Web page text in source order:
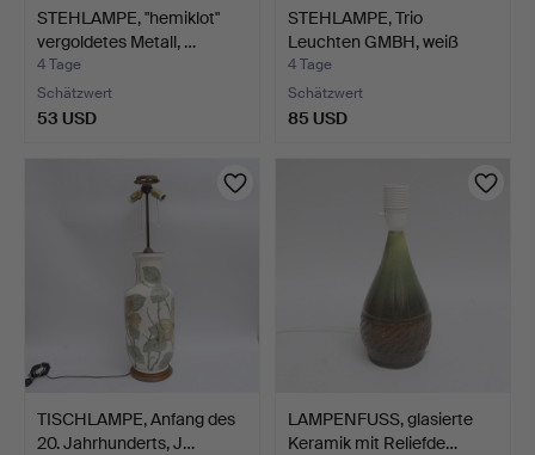
STEHLAMPE, "hemiklot"
vergoldetes Metall, …
4 Tage
Schätzwert
53 USD
STEHLAMPE, Trio
Leuchten GMBH, weiß
lackie…
4 Tage
Schätzwert
85 USD
TISCHLAMPE, Anfang des
20. Jahrhunderts, J…
LAMPENFUSS, glasierte
Keramik mit Reliefde…